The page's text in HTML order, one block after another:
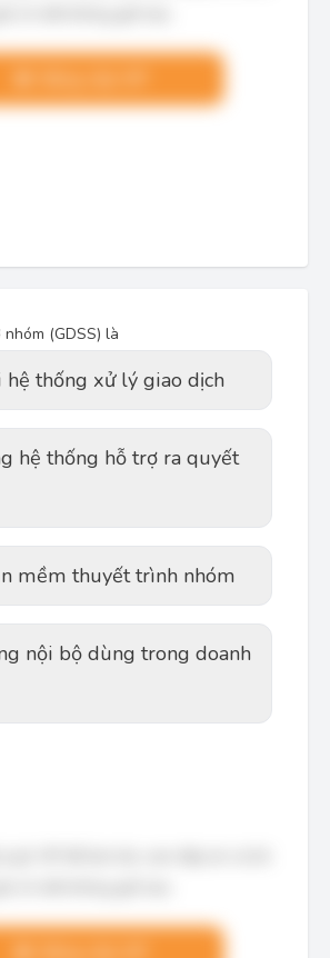
(GDSS) là
hệ thống xử lý giao dịch
hệ thống hỗ trợ ra quyết
mềm thuyết trình nhóm
nội bộ dùng trong doanh